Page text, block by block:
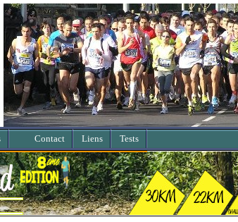
Contact Liens Tests